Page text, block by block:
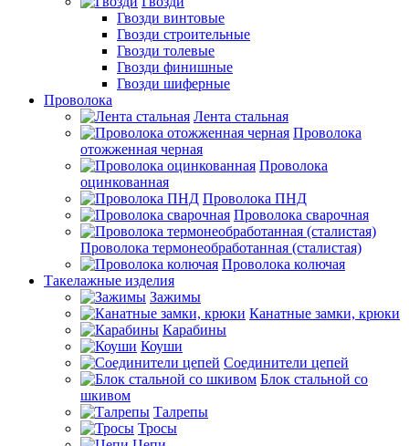
Гвозди винтовые
Гвозди строительные
Гвозди толевые
Гвозди финишные
Гвозди шиферные
Проволока
Лента стальная
Проволока
отожженная черная
Проволока
оцинкованная
Проволока ПНД
Проволока сварочная
Проволока термонеобработанная (сталистая)
Проволока колючая
Такелажные изделия
Зажимы
Канатные замки, крюки
Карабины
Коуши
Соединители цепей
Блок стальной со
шкивом
Талрепы
Тросы